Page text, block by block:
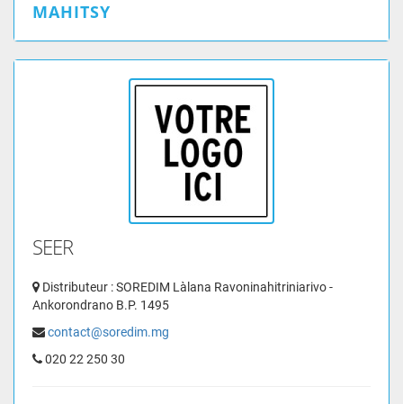
MAHITSY
SEER
Distributeur : SOREDIM Làlana Ravoninahitriniarivo -
Ankorondrano B.P. 1495
contact@soredim.mg
020 22 250 30